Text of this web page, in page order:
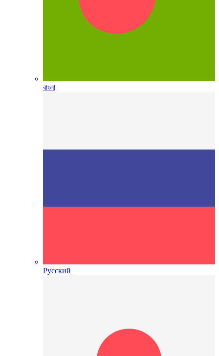
বাংলা
Русский